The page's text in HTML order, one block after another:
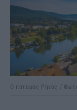
Ο ποταμός Ρήνος /